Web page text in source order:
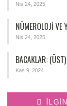
Nis 24, 2025
NÜMEROLOJİ VE
Nis 24, 2025
BACAKLAR:
Kas 9, 2024